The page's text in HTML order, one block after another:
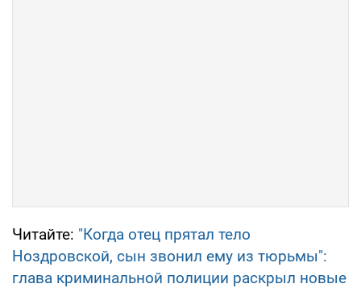
Читайте: "Когда отец прятал тело
Ноздровской, сын звонил ему из тюрьмы":
глава криминальной полиции раскрыл новые